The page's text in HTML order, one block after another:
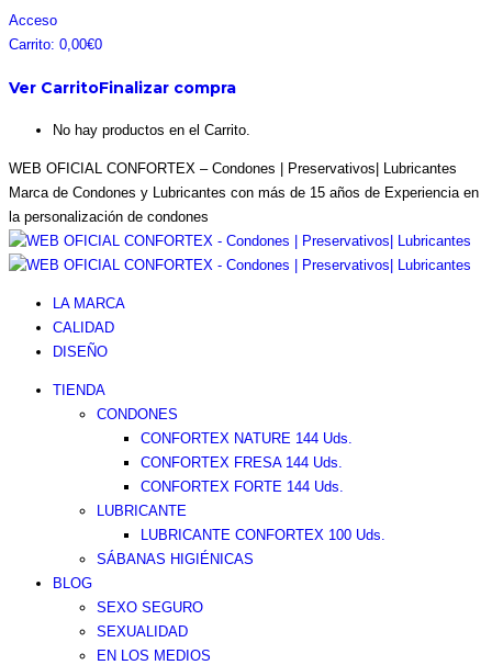
Saltar
al
Facebook
page
in
Instagram
page
in
Pinterest
page
in
Twitter
page
in
Acceso
Carrito: 0,00€0
Ver CarritoFinalizar compra
No hay productos en el Carrito.
WEB OFICIAL CONFORTEX – Condones | Preservativos| Lubricantes
Marca de Condones y Lubricantes con más de 15 años de Experiencia en
la personalización de condones
LA MARCA
CALIDAD
DISEÑO
TIENDA
CONDONES
CONFORTEX NATURE 144 Uds.
CONFORTEX FRESA 144 Uds.
CONFORTEX FORTE 144 Uds.
LUBRICANTE
LUBRICANTE CONFORTEX 100 Uds.
SÁBANAS HIGIÉNICAS
BLOG
SEXO SEGURO
SEXUALIDAD
EN LOS MEDIOS